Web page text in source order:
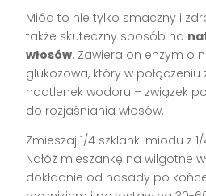
Miód to nie tylko smaczny i
także skuteczny sposób na
włosów. Zawiera on enzym o
glukozowa, który w
nadtlenek wodoru – związek
do rozjaśniania włosów.
Zmieszaj 1/4 szklanki miodu z
Nałóż mieszankę na wilgotne
dokładnie od nasady po